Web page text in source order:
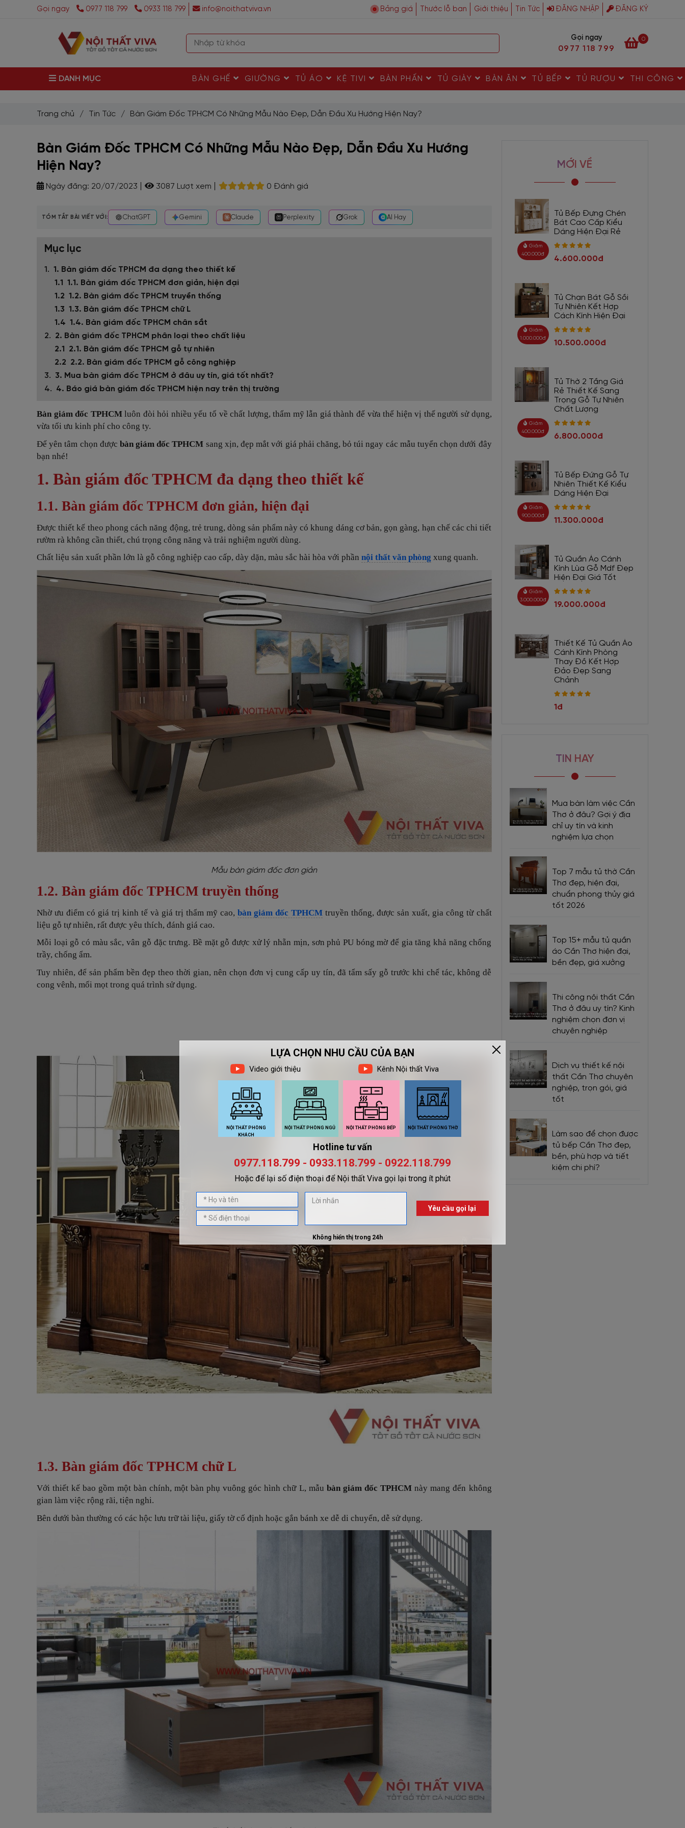
Gọi ngay 0977 118 799 0933 118 799 info@noithatviva.vn Bảng giá Thước lỗ ban Giới thiệu Tin Tức ĐĂNG NHẬP ĐĂNG KÝ
Gọi ngay
0977 118 799
0
DANH MỤC BÀN GHẾ GIƯỜNG TỦ ÁO KỆ TIVI BÀN PHẤN TỦ GIÀY BÀN ĂN TỦ BẾP TỦ RƯỢU THI CÔNG
Trang chủ / Tin Tức / Bàn Giám Đốc TPHCM Có Những Mẫu Nào Đẹp, Dẫn Đầu Xu Hướng Hiện Nay?
Bàn Giám Đốc TPHCM Có Những Mẫu Nào Đẹp, Dẫn Đầu Xu Hướng
Hiện Nay?
Ngày đăng: 20/07/2023 3087 Lượt xem 0 Đánh giá
TÓM TẮT BÀI VIẾT VỚI: ChatGPT Gemini Claude Perplexity Grok AI Hay
Mục lục
1. Bàn giám đốc TPHCM đa dạng theo thiết kế
1.1. Bàn giám đốc TPHCM đơn giản, hiện đại
1.2. Bàn giám đốc TPHCM truyền thống
1.3. Bàn giám đốc TPHCM chữ L
1.4. Bàn giám đốc TPHCM chân sắt
2. Bàn giám đốc TPHCM phân loại theo chất liệu
2.1. Bàn giám đốc TPHCM gỗ tự nhiên
2.2. Bàn giám đốc TPHCM gỗ công nghiệp
3. Mua bàn giám đốc TPHCM ở đâu uy tín, giá tốt nhất?
4. Báo giá bàn giám đốc TPHCM hiện nay trên thị trường
Bàn giám đốc TPHCMluôn đòi hỏi nhiều yếu tố về chất lượng, thẩm mỹ lẫn giá thành để vừa thể hiện vị thế người sử dụng,
vừa tối ưu kinh phí cho công ty.
Để yên tâm chọn được bàn giám đốc TPHCM sang xịn, đẹp mắt với giá phải chăng, bỏ túi ngay các mẫu tuyển chọn dưới đây
bạn nhé!
1. Bàn giám đốc TPHCM đa dạng theo thiết kế
1.1. Bàn giám đốc TPHCM đơn giản, hiện đại
Được thiết kế theo phong cách năng động, trẻ trung, dòng sản phẩm này có khung dáng cơ bản, gọn gàng, hạn chế các chi tiết
rườm rà không cần thiết, chú trọng công năng và trải nghiệm người dùng.
Chất liệu sản xuất phần lớn là gỗ công nghiệp cao cấp, dày dặn, màu sắc hài hòa với phần nội thất văn phòng xung quanh.
Mẫu bàn giám đốc đơn giản
1.2. Bàn giám đốc TPHCM truyền thống
Nhờ ưu điểm có giá trị kinh tế và giá trị thẩm mỹ cao,bàn giám đốc TPHCM truyền thống, được sản xuất, gia công từ chất
liệu gỗ tự nhiên, rất được yêu thích, đánh giá cao.
Mỗi loại gỗ có màu sắc, vân gỗ đặc trưng. Bề mặt gỗ được xử lý nhẵn mịn, sơn phủ PU bóng mờ để gia tăng khả năng chống
trầy, chống ẩm.
Tuy nhiên, để sản phẩm bền đẹp theo thời gian, nên chọn đơn vị cung cấp uy tín, đã tẩm sấy gỗ trước khi chế tác, không dễ
cong vênh, mối mọt trong quá trình sử dụng.
1.3. Bàn giám đốc TPHCM chữ L
Với thiết kế bao gồm một bàn chính, một bàn phụ vuông góc hình chữ L, mẫu bàn giám đốc TPHCMnày mang đến không
gian làm việc rộng rãi, tiện nghi.
Bên dưới bàn thường có các hộc lưu trữ tài liệu, giấy tờ cố định hoặc gắn bánh xe dễ di chuyển, dễ sử dụng.
MỚI VỀ
Giảm
400.000đ
Tủ Bếp Đựng Chén
Bát Cao Cấp Kiểu
Dáng Hiện Đại Rẻ
4.600.000đ
Giảm
1.000.000đ
Tủ Chạn Bát Gỗ Sồi
Tự Nhiên Kết Hợp
Cách Kính Hiện Đại
10.500.000đ
Giảm
400.000đ
Tủ Thờ 2 Tầng Giá
Rẻ Thiết Kế Sang
Trọng Gỗ Tự Nhiên
Chất Lượng
6.800.000đ
Giảm
900.000đ
Tủ Bếp Đứng Gỗ Tự
Nhiên Thiết Kế Kiểu
Dáng Hiện Đại
11.300.000đ
Giảm
3.000.000đ
Tủ Quần Áo Cánh
Kính Lùa Gỗ Mdf Đẹp
Hiện Đại Giá Tốt
19.000.000đ
Thiết Kế Tủ Quần Áo
Cánh Kính Phòng
Thay Đồ Kết Hợp
Đảo Đẹp Sang
Chảnh
1đ
TIN HAY
Mua bàn làm việc Cần
Thơ ở đâu? Gợi ý địa
chỉ uy tín và kinh
nghiệm lựa chọn
Top 7 mẫu tủ thờ Cần
Thơ đẹp, hiện đại,
chuẩn phong thủy giá
tốt 2026
Top 15+ mẫu tủ quần
áo Cần Thơ hiện đại,
bền đẹp, giá xưởng
Thi công nội thất Cần
Thơ ở đâu uy tín? Kinh
nghiệm chọn đơn vị
chuyên nghiệp
Dịch vụ thiết kế nội
thất Cần Thơ chuyên
nghiệp, trọn gói, giá
tốt
Làm sao để chọn được
tủ bếp Cần Thơ đẹp,
bền, phù hợp và tiết
kiệm chi phí?